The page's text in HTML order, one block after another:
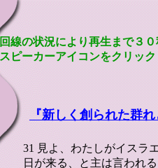
31 見よ、わたしがイスラ
日が来る、と主は言われ
『新しく創られた群
回線の状況により再生まで３
スピーカーアイコンをクリッ